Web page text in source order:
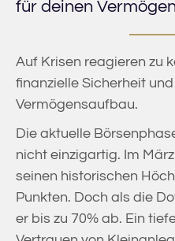
für deinen
Auf Krisen reagieren zu
finanzielle Sicherheit
Vermögensaufbau.
Die aktuelle
nicht einzig­artig. Im
seinen historischen
Punkten. Doch als die
er bis zu 70% ab. Ein